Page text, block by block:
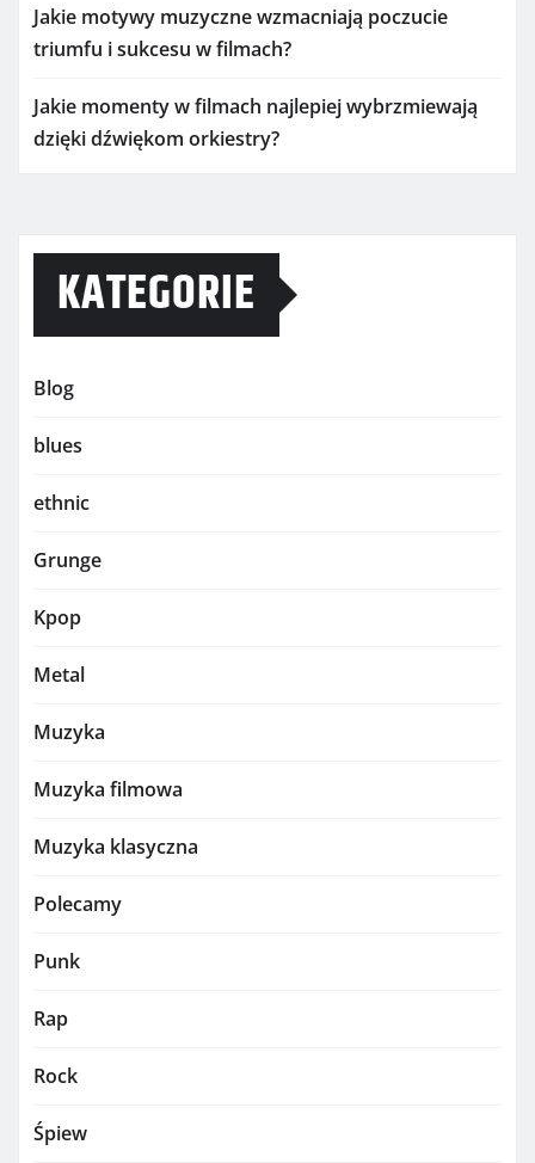
Jakie motywy muzyczne wzmacniają poczucie
triumfu i sukcesu w filmach?
Jakie momenty w filmach najlepiej wybrzmiewają
dzięki dźwiękom orkiestry?
KATEGORIE
Blog
blues
ethnic
Grunge
Kpop
Metal
Muzyka
Muzyka filmowa
Muzyka klasyczna
Polecamy
Punk
Rap
Rock
Śpiew